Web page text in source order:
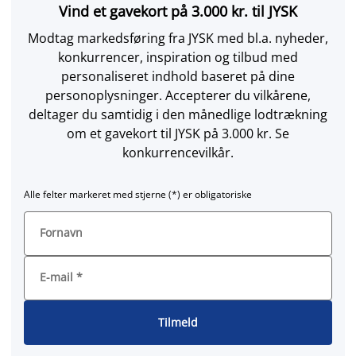
Vind et gavekort på 3.000 kr. til JYSK
Modtag markedsføring fra JYSK med bl.a. nyheder,
konkurrencer, inspiration og tilbud med
personaliseret indhold baseret på dine
personoplysninger. Accepterer du vilkårene,
deltager du samtidig i den månedlige lodtrækning
om et gavekort til JYSK på 3.000 kr. Se
konkurrencevilkår.
Alle felter markeret med stjerne (*) er obligatoriske
Fornavn
E-mail *
Tilmeld